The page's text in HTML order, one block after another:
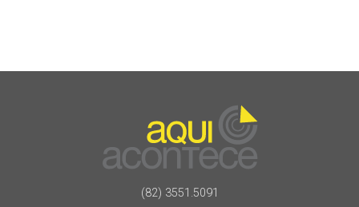
(82) 3551.5091